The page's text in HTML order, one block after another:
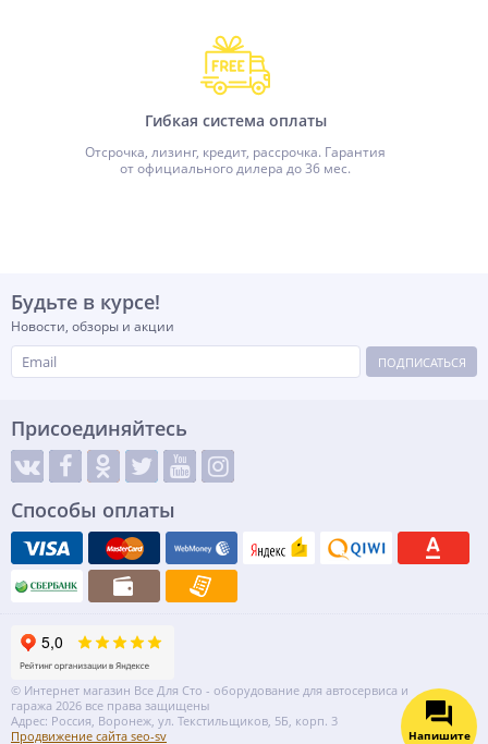
Гибкая система оплаты
Отсрочка, лизинг, кредит, рассрочка. Гарантия
от официального дилера до 36 мес.
Будьте в курсе!
Новости, обзоры и акции
ПОДПИСАТЬСЯ
Присоединяйтесь
Способы оплаты
© Интернет магазин Все Для Сто - оборудование для автосервиса и
гаража 2026 все права защищены
Адрес: Россия, Воронеж, ул. Текстильщиков, 5Б, корп. 3
Продвижение сайта seo-sv
Напишите